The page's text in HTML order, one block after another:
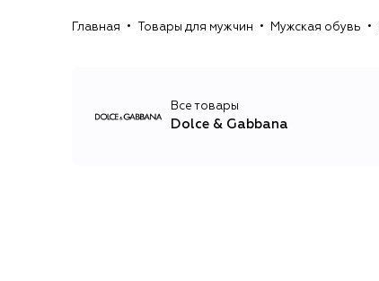
Главная Товары для мужчин Мужская обувь
Все товары
Dolce & Gabbana